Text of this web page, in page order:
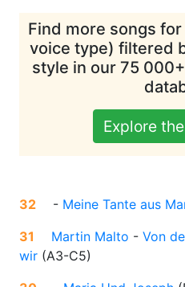
Find more songs
voice type) filtered
style in our 75
Explore
32 - Meine Tante aus
31
Martin Malto - Von
wir (A3-C5)